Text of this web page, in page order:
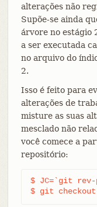
alterações não
Supõe-se ainda
árvore no estágio
a ser executada
no arquivo do
2.
Isso é feito para
alterações de
misture as suas
mesclado não
você comece a
repositório:
$ JC=`git rev-
$ git